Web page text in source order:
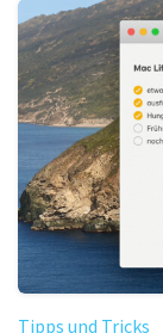
Tipps und Tricks